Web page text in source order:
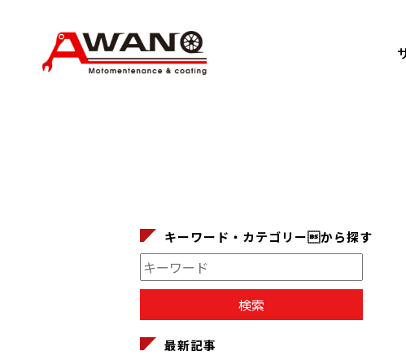
キーワード・カテゴリーから探す
最新記事